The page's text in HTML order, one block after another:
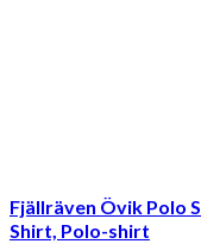
Fjällräven Övik Polo
Shirt, Polo-shirt